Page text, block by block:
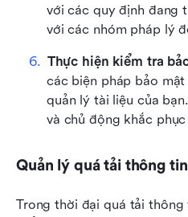
với các quy định đang
với các nhóm pháp lý
Thực hiện kiểm tra
các biện pháp bảo
quản lý tài liệu của
và chủ động khắc
Quản lý quá tải thông tin
Trong thời đại quá tải